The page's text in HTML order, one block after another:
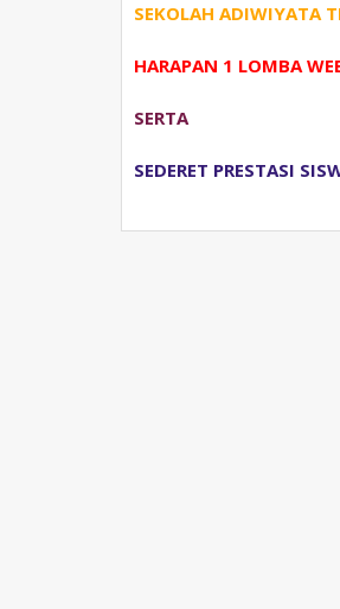
SEKOLAH ADIWIYATA
HARAPAN 1 LOMBA
SERTA
SEDERET PRESTASI